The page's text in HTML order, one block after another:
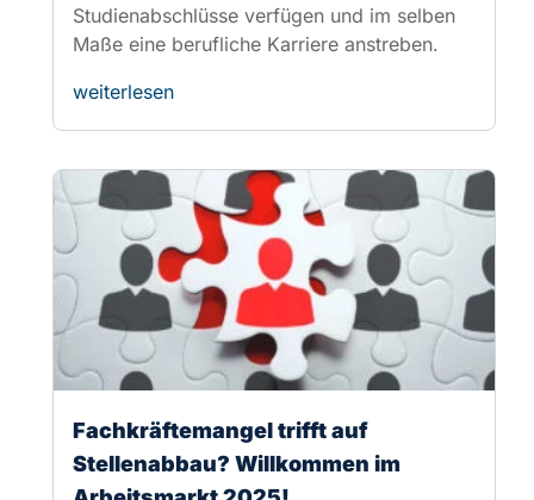
Fachkräftemangel trifft auf
Arbeitsmarkt 2025!
1,7 Mio. fehlende Fachkräfte – und trotzdem
Kündigungswellen? Klingt absurd? Ist aber
Realität.In unserem neuen JobTrendRadar
erfährst
weiterlesen